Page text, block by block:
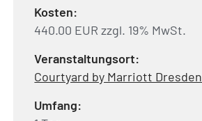
Kosten:
440.00 EUR zzgl. 19% MwSt.
Veranstaltungsort:
Courtyard by Marriott Dresden
Umfang: